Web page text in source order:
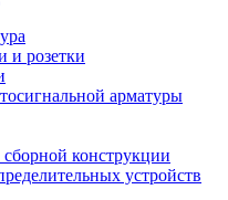
и розетки
арматуры
конструкции
устройств